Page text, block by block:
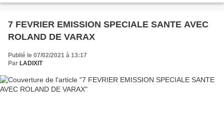
7 FEVRIER EMISSION SPECIALE SANTE AVEC
ROLAND DE VARAX
Publié le 07/02/2021 à 13:17
Par LADIXIT